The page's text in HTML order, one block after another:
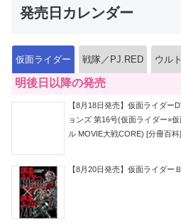
発売日カレンダー
仮面ライダー 戦隊／PJ.RED ウル
明後日以降の発売
【8月18日発売】仮面ライダー
ョンズ 第16号(仮面ライダー×
ル MOVIE大戦CORE) [分冊百
【8月20日発売】仮面ライダ